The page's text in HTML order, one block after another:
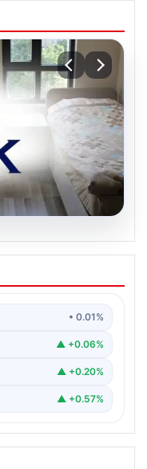
Yurt
Gerekenler
giriş
• 0.01%
▲ +0.06%
▲ +0.20%
▲ +0.57%